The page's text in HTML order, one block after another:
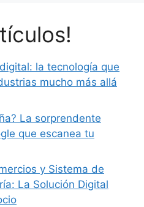
la tecnología que
mucho más allá
La sorprendente
que escanea tu
y Sistema de
La Solución Digital